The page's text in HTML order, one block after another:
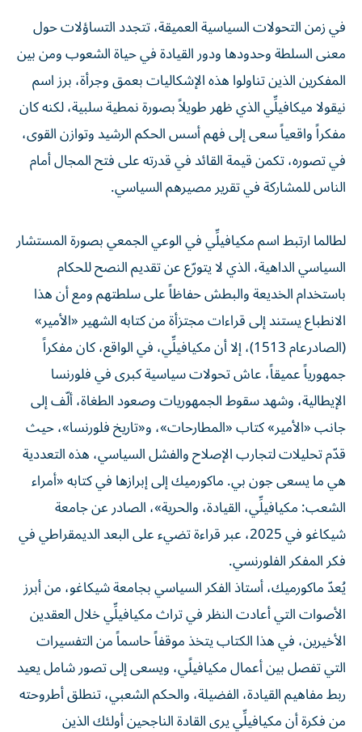
في زمن التحولات السياسية العميقة، تتجدد التساؤلات حول
معنى السلطة وحدودها ودور القيادة في حياة الشعوب ومن بين
المفكرين الذين تناولوا هذه الإشكاليات بعمق وجرأة، برز اسم
نيقولا ميكافيلِّي الذي ظهر طويلاً بصورة نمطية سلبية، لكنه كان
مفكراً واقعياً سعى إلى فهم أسس الحكم الرشيد وتوازن القوى،
في تصوره، تكمن قيمة القائد في قدرته على فتح المجال أمام
الناس للمشاركة في تقرير مصيرهم السياسي.
لطالما ارتبط اسم مكيافيلِّي في الوعي الجمعي بصورة المستشار
السياسي الداهية، الذي لا يتورّع عن تقديم النصح للحكام
باستخدام الخديعة والبطش حفاظاً على سلطتهم ومع أن هذا
الانطباع يستند إلى قراءات مجتزأة من كتابه الشهير «الأمير»
(الصادرعام 1513)، إلا أن مكيافيلِّي، في الواقع، كان مفكراً
جمهورياً عميقاً، عاش تحولات سياسية كبرى في فلورنسا
الإيطالية، وشهد سقوط الجمهوريات وصعود الطغاة، ألّف إلى
جانب «الأمير» كتاب «المطارحات»، و«تاريخ فلورنسا»، حيث
قدّم تحليلات لتجارب الإصلاح والفشل السياسي، هذه التعددية
هي ما يسعى جون بي. ماكورميك إلى إبرازها في كتابه «أمراء
الشعب: مكيافيلِّي، القيادة، والحرية»، الصادر عن جامعة
شيكاغو في 2025، عبر قراءة تضيء على البعد الديمقراطي في
فكر المفكر الفلورنسي.
يُعدّ ماكورميك، أستاذ الفكر السياسي بجامعة شيكاغو، من أبرز
الأصوات التي أعادت النظر في تراث مكيافيلِّي خلال العقدين
الأخيرين، في هذا الكتاب يتخذ موقفاً حاسماً من التفسيرات
التي تفصل بين أعمال مكيافيلًي، ويسعى إلى تصور شامل يعيد
ربط مفاهيم القيادة، الفضيلة، والحكم الشعبي، تنطلق أطروحته
من فكرة أن مكيافيلِّي يرى القادة الناجحين أولئك الذين